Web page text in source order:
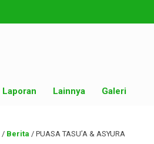
Laporan Lainnya Galeri
/ Berita / PUASA TASU’A & ASYURA